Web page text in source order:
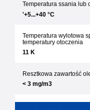
Temperatura ssania lub
'+5...+40 °C
Temperatura wylotowa
temperatury otoczenia
11 K
Resztkowa zawartość
< 3 mg/m3